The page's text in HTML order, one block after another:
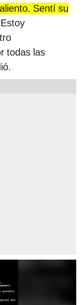
Sentí su
todas las